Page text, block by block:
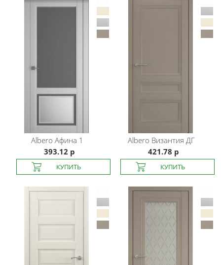
Albero Афина 1
393.12 р
Albero Византия ДГ
421.78 р